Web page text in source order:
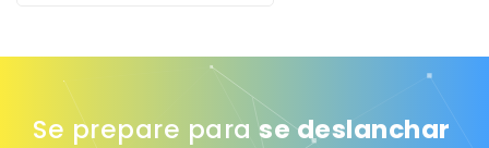
Se prepare para